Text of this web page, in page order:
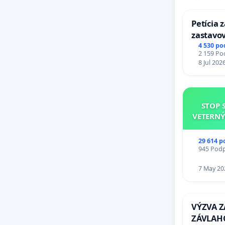
Ľudový
20.00
https://
na
Petícia
Expres
stanici
4 530
2 159
8 Jul
STOP
29 614
945
7 May
VÝZVA